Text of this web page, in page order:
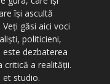
își ascultă
găsi aici voci
politicieni,
dezbaterea
critică a realității.
et studio.